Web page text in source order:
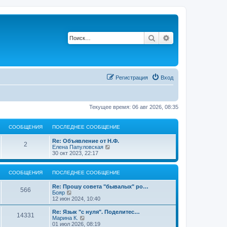
Поиск
Вход
Регистрация
Текущее время: 06 авг 2026, 08:35
СООБЩЕНИЯ ПОСЛЕДНЕЕ СООБЩЕНИЕ
2С
о
П
о
с
л
е
д
е
с
о
о
б
щ
е
Re: Объявление от Н.Ф.
Елена Папуловская
р
е
й
к
с
л
30 окт 2023, 22:17
СООБЩЕНИЯ ПОСЛЕДНЕЕ СООБЩЕНИЕ
566С
о
П
о
с
л
е
д
н
Re: Прошу совета "бывалых" ро…
Бояр
е
р
е
й
т
12 июн 2024, 10:40
14331
П
о
с
Re: Язык "с нуля". Поделитес…
Марина К.
е
01 июл 2026, 08:19